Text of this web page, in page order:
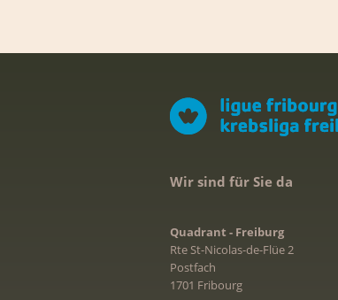
Wir sind für Sie da
Quadrant - Freiburg
Rte St-Nicolas-de-Flüe 2
Postfach
1701 Fribourg